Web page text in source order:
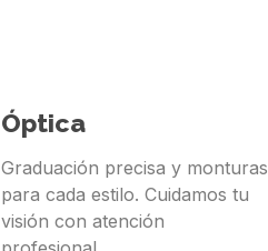
Óptica
Graduación precisa y monturas
para cada estilo. Cuidamos tu
visión con atención